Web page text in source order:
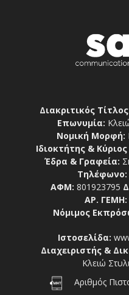
Διακριτικός
Επωνυμία:
Νομική Μορφή:
Ιδιοκτήτης &
Έδρα & Γραφεία:
Τηλέφωνο:
ΑΦΜ: 801923795
ΑΡ. ΓΕΜΗ:
Νόμιμος
Ιστοσελίδα:
Διαχειριστής &
Κλειώ
Αριθμός